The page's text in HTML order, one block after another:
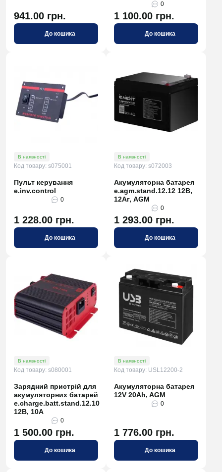
941.00 грн.
До кошика
0
1 100.00 грн.
До кошика
В наявності
Код товару: s075001
Пульт керування
e.inv.control
0
1 228.00 грн.
До кошика
В наявності
Код товару: s072003
Акумуляторна батарея
e.agm.stand.12.12 12В,
12Аг, AGM
0
1 293.00 грн.
До кошика
В наявності
Код товару: s080001
Зарядний пристрій для
акумуляторних батарей
e.charge.batt.stand.12.10
12В, 10А
0
1 500.00 грн.
До кошика
В наявності
Код товару: USL12200-2
Акумуляторна батарея
12V 20Ah, AGM
0
1 776.00 грн.
До кошика